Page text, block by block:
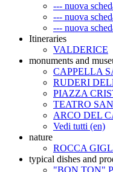
--- nuova
--- nuova
--- nuova
Itineraries
VALDERICE
monuments and
CAPPELLA
RUDERI
PIAZZA
TEATRO
ARCO DEL
Vedi tutti (en)
nature
ROCCA
typical dishes and